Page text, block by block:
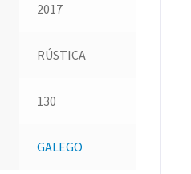
2017
RÚSTICA
130
GALEGO